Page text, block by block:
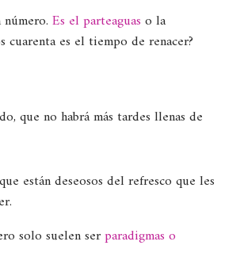
Es el parteaguas o la
es el tiempo de renacer?
que no habrá más tardes llenas de
están deseosos del refresco que les
solo suelen serparadigmas o